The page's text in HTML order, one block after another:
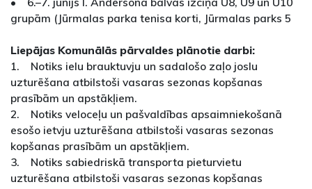
grupām (Jūrmalas parka tenisa korti, Jūrmalas parks 5
Liepājas Komunālās pārvaldes plānotie darbi:
1. Notiks ielu brauktuvju un sadalošo zaļo joslu
uzturēšana atbilstoši vasaras sezonas kopšanas
prasībām un apstākļiem.
2. Notiks veloceļu un pašvaldības apsaimniekošanā
esošo ietvju uzturēšana atbilstoši vasaras sezonas
kopšanas prasībām un apstākļiem.
3. Notiks sabiedriskā transporta pieturvietu
uzturēšana atbilstoši vasaras sezonas kopšanas